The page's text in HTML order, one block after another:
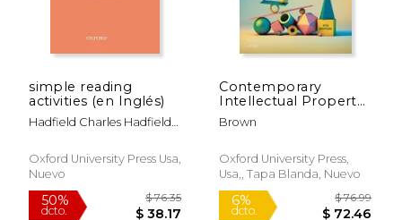
dcto.
simple reading
activities (en Inglés)
Hadfield Charles Hadfield
Oxford University Press Usa,
Nuevo
Contemporary
Intellectual Property
6th Edition (en
Inglés)
Brown
Oxford University Press,
Usa,, Tapa Blanda, Nuevo